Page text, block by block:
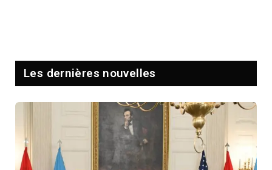
Les dernières nouvelles